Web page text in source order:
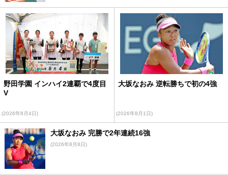
野田学園 インハイ2連覇で4度目
V
(2026年8月4日)
大坂なおみ 逆転勝ちで初の4強
(2026年8月1日)
大坂なおみ 完勝で2年連続16強
(2026年8月8日)